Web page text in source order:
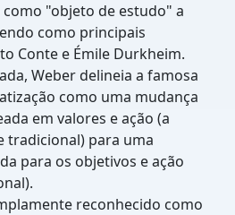
"objeto de estudo" a
como principais
Conte e Émile Durkheim.
Weber delineia a famosa
como uma mudança
em valores e ação (a
tradicional) para uma
para os objetivos e ação
reconhecido como